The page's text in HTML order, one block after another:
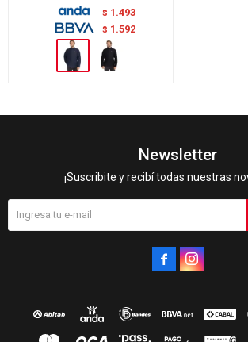
$ 1.493
$ 1.592
Newsletter
¡Suscribite y recibí todas nuestras
 